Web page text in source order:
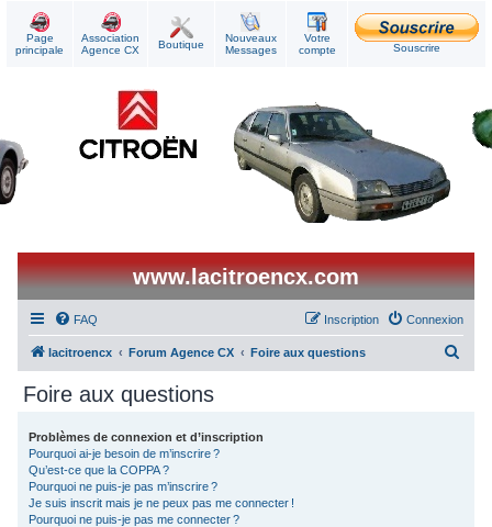
Page
principale
Association
Agence CX
Boutique
Nouveaux
Messages
Votre
compte
Souscrire
www.lacitroencx.com
FAQ Connexion
Inscription
lacitroencx Forum Agence CX Foire aux questions
Foire aux questions
Problèmes de connexion et d’inscription
Pourquoi ai-je besoin de m’inscrire ?
Qu’est-ce que la COPPA ?
Pourquoi ne puis-je pas m’inscrire ?
Je suis inscrit mais je ne peux pas me connecter !
Pourquoi ne puis-je pas me connecter ?